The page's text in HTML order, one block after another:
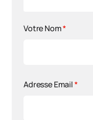
Votre Nom*
Adresse Email*